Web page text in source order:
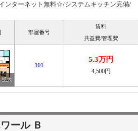
ンターネット無料☆/システムキッチン完備/
部屋番号
賃料
共益費/管理費
101
5.3万円
4,500円
ール Ｂ